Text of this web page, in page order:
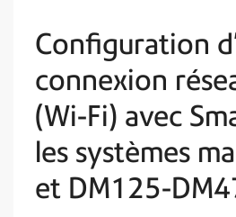
Configuration
connexion
(Wi-Fi) avec
les systèmes
et DM125-